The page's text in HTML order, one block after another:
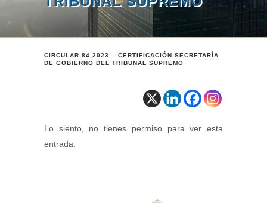
CIRCULAR 84 2023 – CERTIFICACIÓN SECRETARÍA
DE GOBIERNO DEL TRIBUNAL SUPREMO
Lo siento, no tienes permiso para ver esta
entrada.